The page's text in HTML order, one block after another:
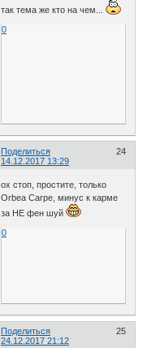
так тема же кто на чем...
0
Поделиться
24
14.12.2017 13:29
ох стоп, простите, только
Orbea Carpe, минус к карме
за НЕ фен шуй
0
Поделиться
25
24.12.2017 21:12